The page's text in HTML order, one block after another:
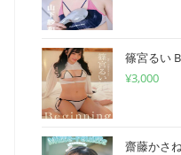
篠宮るい
¥3,000
齋藤かさ